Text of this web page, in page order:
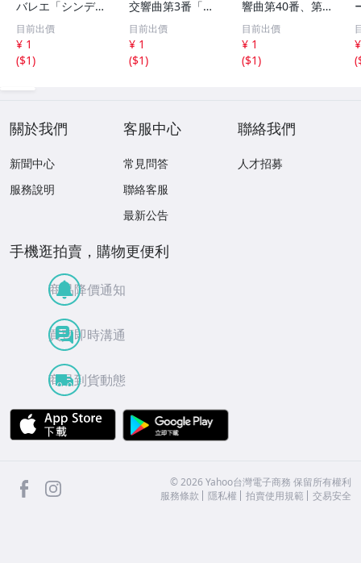
バレエ「シンデレ
ラ」、交響曲第1
番「古典」 アン
ドレ・プレヴィン
EMI 70
目前出價
¥ 1
($1)
交響曲第3番「英
雄」、コリオラン
序曲 金聖響 WA
RNER CLASSICS
224
目前出價
¥ 1
($1)
響曲第40番、第4
1番「ジュピタ
ー」 ロリン・マ
ゼール PHILIPS 2
21
目前出價
¥ 1
($1)
(
關於我們
新聞中心
服務說明
客服中心
常見問答
聯絡客服
最新公告
聯絡我們
人才招募
手機逛拍賣，購物更便利
商品降價通知
買賣即時溝通
商品到貨動態
APP Store
facebook ©2026 Yahoo台灣電子商務 保留所有權利
服務條款
隱私權 拍賣使用規範 交易安全